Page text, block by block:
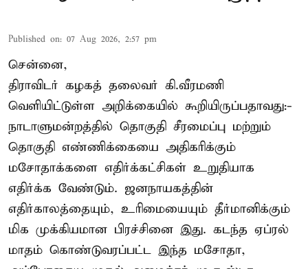
Published on: 07 Aug 2026, 2:57 pm
சென்னை,
திராவிடர் கழகத் தலைவர் கி.வீரமணி
வெளியிட்டுள்ள அறிக்கையில் கூறியிருப்பதாவது:-
நாடாளுமன்றத்தில் தொகுதி சீரமைப்பு மற்றும்
தொகுதி எண்ணிக்கையை அதிகரிக்கும்
மசோதாக்களை எதிர்க்கட்சிகள் உறுதியாக
எதிர்க்க வேண்டும். ஜனநாயகத்தின்
எதிர்காலத்தையும், உரிமையையும் தீர்மானிக்கும்
மிக முக்கியமான பிரச்சினை இது. கடந்த ஏப்ரல்
மாதம் கொண்டுவரப்பட்ட இந்த மசோதா,